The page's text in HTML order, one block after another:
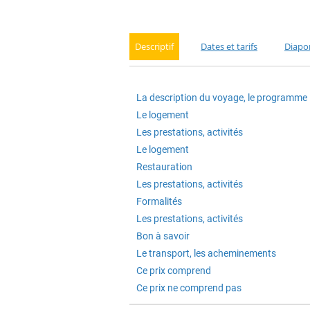
Descriptif Dates et tarifs
La description du voyage, le programme
Le logement
Les prestations, activités
Le logement
Restauration
Les prestations, activités
Formalités
Les prestations, activités
Bon à savoir
Le transport, les acheminements
Ce prix comprend
Ce prix ne comprend pas